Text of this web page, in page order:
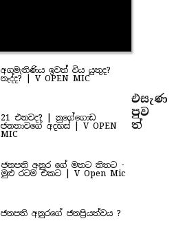
අගමැතිණිය ඉවත් විය යුතුද?
නැද්ද? | V OPEN MIC
21 එනවද? | නුගේගොඩ
ජනතාවගේ අදහස් | V OPEN
MIC
ජනපති අනුර ගේ මතට තිතට -
මුළු රටම එකට | V Open Mic
ජනපති අනුරගේ ජනප්‍රියත්වය ?
එසැණ
පුව​
ත්